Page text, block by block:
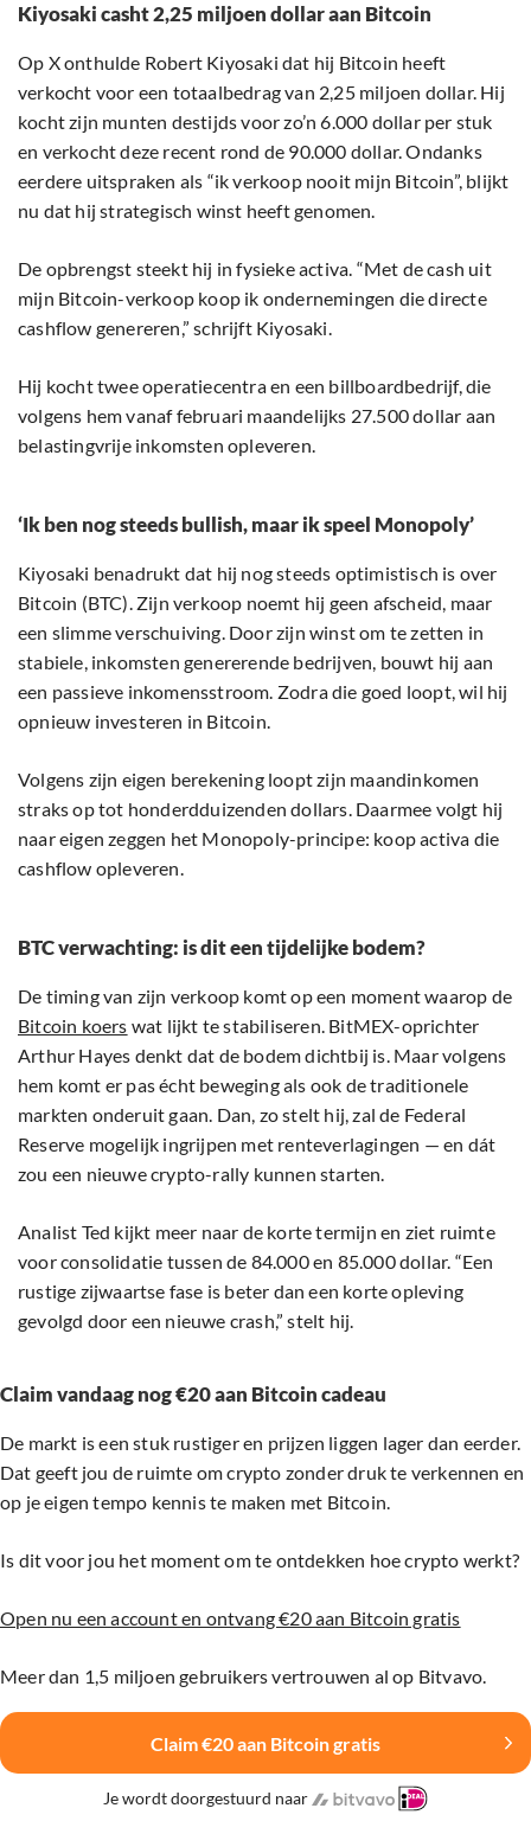
Kiyosaki casht 2,25 miljoen dollar aan Bitcoin
Op X onthulde Robert Kiyosaki dat hij Bitcoin heeft
verkocht voor een totaalbedrag van 2,25 miljoen dollar. Hij
kocht zijn munten destijds voor zo’n 6.000 dollar per stuk
en verkocht deze recent rond de 90.000 dollar. Ondanks
eerdere uitspraken als “ik verkoop nooit mijn Bitcoin”, blijkt
nu dat hij strategisch winst heeft genomen.
De opbrengst steekt hij in fysieke activa. “Met de cash uit
mijn Bitcoin-verkoop koop ik ondernemingen die directe
cashflow genereren,” schrijft Kiyosaki.
Hij kocht twee operatiecentra en een billboardbedrijf, die
volgens hem vanaf februari maandelijks 27.500 dollar aan
belastingvrije inkomsten opleveren.
‘Ik ben nog steeds bullish, maar ik speel Monopoly’
Kiyosaki benadrukt dat hij nog steeds optimistisch is over
Bitcoin (BTC). Zijn verkoop noemt hij geen afscheid, maar
een slimme verschuiving. Door zijn winst om te zetten in
stabiele, inkomsten genererende bedrijven, bouwt hij aan
een passieve inkomensstroom. Zodra die goed loopt, wil hij
opnieuw investeren in Bitcoin.
Volgens zijn eigen berekening loopt zijn maandinkomen
straks op tot honderdduizenden dollars. Daarmee volgt hij
naar eigen zeggen het Monopoly-principe: koop activa die
cashflow opleveren.
BTC verwachting: is dit een tijdelijke bodem?
De timing van zijn verkoop komt op een moment waarop de
Bitcoin koers wat lijkt te stabiliseren. BitMEX-oprichter
Arthur Hayes denkt dat de bodem dichtbij is. Maar volgens
hem komt er pas écht beweging als ook de traditionele
markten onderuit gaan. Dan, zo stelt hij, zal de Federal
Reserve mogelijk ingrijpen met renteverlagingen — en dát
zou een nieuwe crypto-rally kunnen starten.
Analist Ted kijkt meer naar de korte termijn en ziet ruimte
voor consolidatie tussen de 84.000 en 85.000 dollar. “Een
rustige zijwaartse fase is beter dan een korte opleving
gevolgd door een nieuwe crash,” stelt hij.
Claim vandaag nog €20 aan Bitcoin cadeau
De markt is een stuk rustiger en prijzen liggen lager dan eerder.
Dat geeft jou de ruimte om crypto zonder druk te verkennen en
op je eigen tempo kennis te maken met Bitcoin.
Is dit voor jou het moment om te ontdekken hoe crypto werkt?
Open nu een account en ontvang €20 aan Bitcoin gratis
Meer dan 1,5 miljoen gebruikers vertrouwen al op Bitvavo.
Claim €20 aan Bitcoin gratis
Je wordt doorgestuurd naar